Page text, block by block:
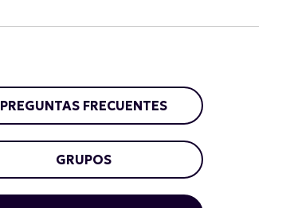
PREGUNTAS FRECUENTES
GRUPOS